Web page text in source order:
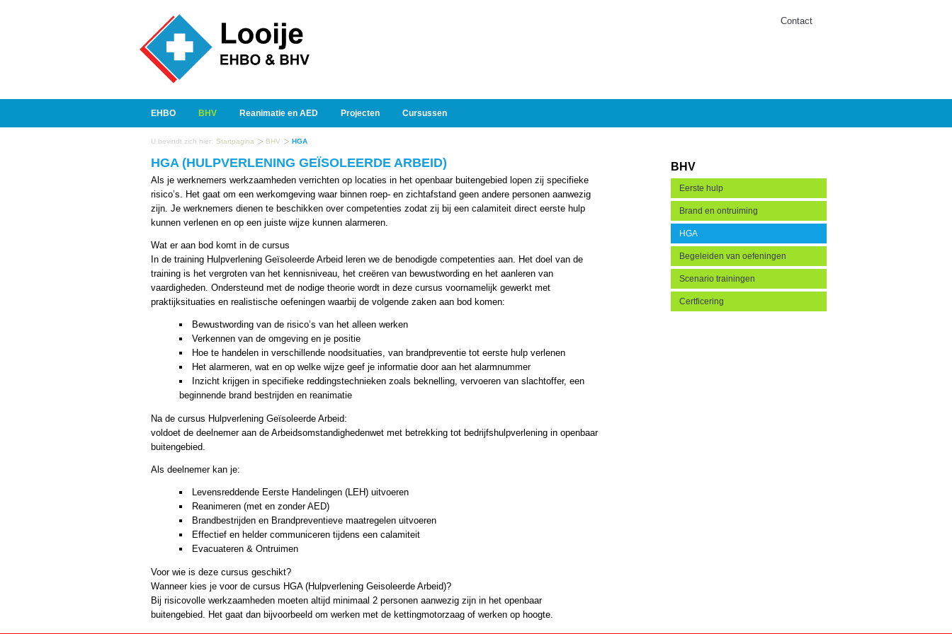
Contact
EHBO BHV Reanimatie en AED Projecten Cursussen
U bevindt zich hier: Startpagina BHV HGA
HGA (HULPVERLENING GEÏSOLEERDE ARBEID)
Als je werknemers werkzaamheden verrichten op locaties in het openbaar buitengebied lopen zij specifieke
risico’s. Het gaat om een werkomgeving waar binnen roep- en zichtafstand geen andere personen aanwezig
zijn. Je werknemers dienen te beschikken over competenties zodat zij bij een calamiteit direct eerste hulp
kunnen verlenen en op een juiste wijze kunnen alarmeren.
Wat er aan bod komt in de cursus
In de training Hulpverlening Geïsoleerde Arbeid leren we de benodigde competenties aan. Het doel van de
training is het vergroten van het kennisniveau, het creëren van bewustwording en het aanleren van
vaardigheden. Ondersteund met de nodige theorie wordt in deze cursus voornamelijk gewerkt met
praktijksituaties en realistische oefeningen waarbij de volgende zaken aan bod komen:
Bewustwording van de risico’s van het alleen werken
Verkennen van de omgeving en je positie
Hoe te handelen in verschillende noodsituaties, van brandpreventie tot eerste hulp verlenen
Het alarmeren, wat en op welke wijze geef je informatie door aan het alarmnummer
Inzicht krijgen in specifieke reddingstechnieken zoals beknelling, vervoeren van slachtoffer, een
beginnende brand bestrijden en reanimatie
Na de cursus Hulpverlening Geïsoleerde Arbeid:
voldoet de deelnemer aan de Arbeidsomstandighedenwet met betrekking tot bedrijfshulpverlening in openbaar
buitengebied.
Als deelnemer kan je:
Levensreddende Eerste Handelingen (LEH) uitvoeren
Reanimeren (met en zonder AED)
Brandbestrijden en Brandpreventieve maatregelen uitvoeren
Effectief en helder communiceren tijdens een calamiteit
Evacuateren & Ontruimen
Voor wie is deze cursus geschikt?
Wanneer kies je voor de cursus HGA (Hulpverlening Geisoleerde Arbeid)?
Bij risicovolle werkzaamheden moeten altijd minimaal 2 personen aanwezig zijn in het openbaar
buitengebied. Het gaat dan bijvoorbeeld om werken met de kettingmotorzaag of werken op hoogte.
BHV
Eerste hulp
Brand en ontruiming
HGA
Begeleiden van oefeningen
Scenario trainingen
Certficering